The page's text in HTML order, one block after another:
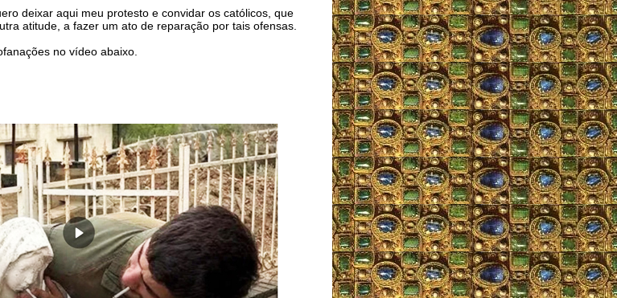
deixar aqui meu protesto e convidar os católicos, que
atitude, a fazer um ato de reparação por tais ofensas.
no vídeo abaixo.